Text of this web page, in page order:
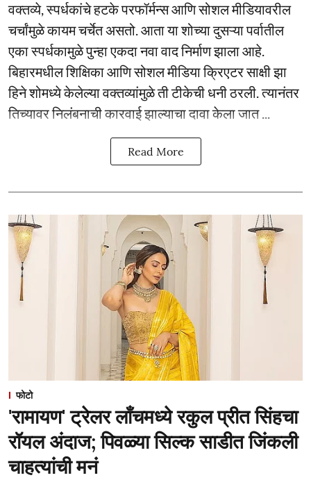
वक्तव्ये, स्पर्धकांचे हटके परफॉर्मन्स आणि सोशल मीडियावरील
चर्चांमुळे कायम चर्चेत असतो. आता या शोच्या दुसऱ्या पर्वातील
एका स्पर्धकामुळे पुन्हा एकदा नवा वाद निर्माण झाला आहे.
बिहारमधील शिक्षिका आणि सोशल मीडिया क्रिएटर साक्षी झा
हिने शोमध्ये केलेल्या वक्तव्यांमुळे ती टीकेची धनी ठरली. त्यानंतर
तिच्यावर निलंबनाची कारवाई झाल्याचा दावा केला जात ...
Read More
फोटो
'रामायण' ट्रेलर लाँचमध्ये रकुल प्रीत सिंहचा
रॉयल अंदाज; पिवळ्या सिल्क साडीत जिंकली
चाहत्यांची मनं